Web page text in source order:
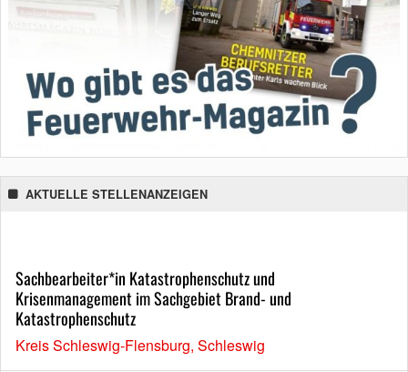
AKTUELLE STELLENANZEIGEN
Sachbearbeiter*in Katastrophenschutz und
Krisenmanagement im Sachgebiet Brand- und
Katastrophenschutz
Kreis Schleswig-Flensburg, Schleswig